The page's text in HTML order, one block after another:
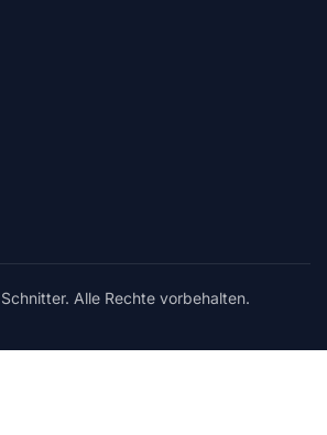
Alle Rechte vorbehalten.